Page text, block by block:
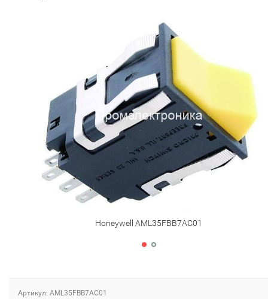
Honeywell AML35FBB7AC01
Артикул: AML35FBB7AC01